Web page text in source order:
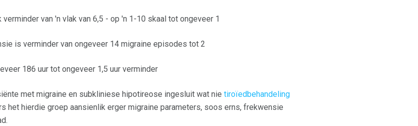
van 'n vlak van 6,5 - op 'n 1-10 skaal tot ongeveer 1
is verminder van ongeveer 14 migraine episodes tot 2
186 uur tot ongeveer 1,5 uur verminder
met migraine en subkliniese hipotireose ingesluit wat nie tiroïedbehandeling
het hierdie groep aansienlik erger migraine parameters, soos erns, frekwensie